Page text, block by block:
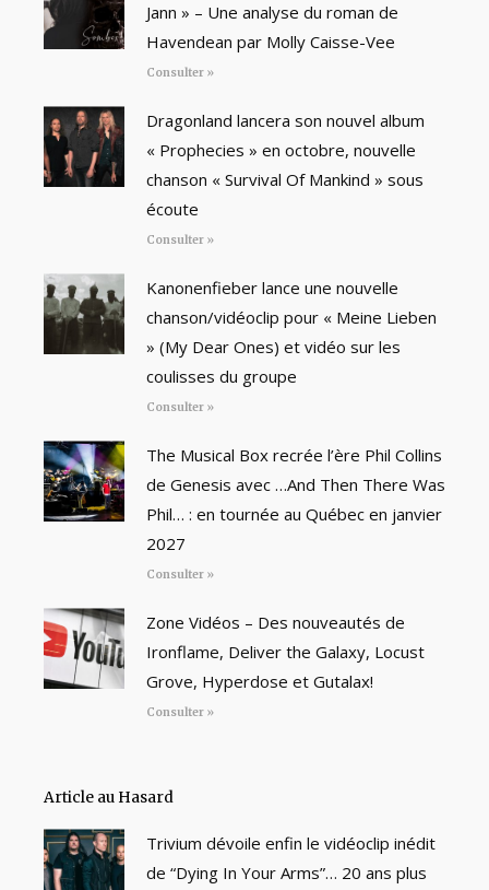
Jann » – Une analyse du roman de
Havendean par Molly Caisse-Vee
Consulter »
Dragonland lancera son nouvel album
« Prophecies » en octobre, nouvelle
chanson « Survival Of Mankind » sous
écoute
Consulter »
Kanonenfieber lance une nouvelle
chanson/vidéoclip pour « Meine Lieben
» (My Dear Ones) et vidéo sur les
coulisses du groupe
Consulter »
The Musical Box recrée l’ère Phil Collins
de Genesis avec …And Then There Was
Phil… : en tournée au Québec en janvier
2027
Consulter »
Zone Vidéos – Des nouveautés de
Ironflame, Deliver the Galaxy, Locust
Grove, Hyperdose et Gutalax!
Consulter »
Article au Hasard
Trivium dévoile enfin le vidéoclip inédit
de “Dying In Your Arms”… 20 ans plus